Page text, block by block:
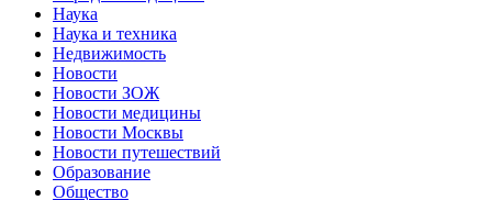
Наука
Наука и техника
Недвижимость
Новости
Новости ЗОЖ
Новости медицины
Новости Москвы
Новости путешествий
Образование
Общество